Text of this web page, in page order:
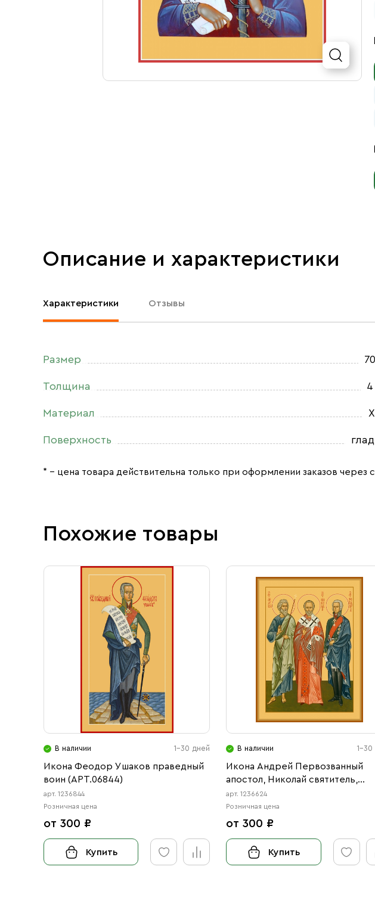
Описание и характеристики
Характеристики Отзывы
Размер
Толщина
Материал
Поверхность
* – цена товара действительна только при оформлении заказов через
Похожие товары
В наличии 1-30 дней
Икона Феодор Ушаков праведный
воин (АРТ.06844)
арт. 1236844
Розничная цена
от 300 ₽
Купить
В наличии 1-30
Икона Андрей Первозванный
апостол, Николай святитель,
Феодор Ушаков праведный
(АРТ.06624)
арт. 1236624
Розничная цена
от 300 ₽
Купить